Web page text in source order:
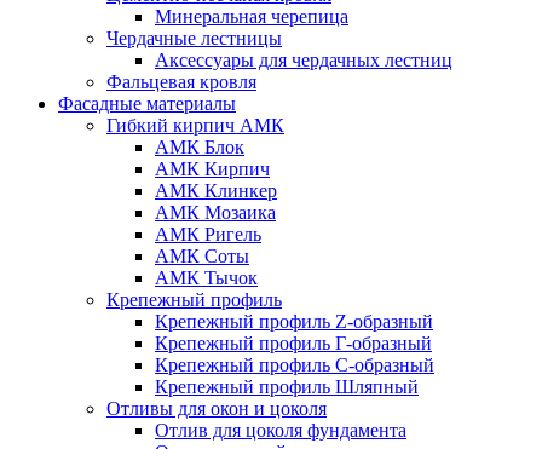
Минеральная черепица
Чердачные лестницы
Аксессуары для чердачных лестниц
Фальцевая кровля
Фасадные материалы
Гибкий кирпич АМК
АМК Блок
АМК Кирпич
АМК Клинкер
АМК Мозаика
АМК Ригель
АМК Соты
АМК Тычок
Крепежный профиль
Крепежный профиль Z-образный
Крепежный профиль Г-образный
Крепежный профиль С-образный
Крепежный профиль Шляпный
Отливы для окон и цоколя
Отлив для цоколя фундамента